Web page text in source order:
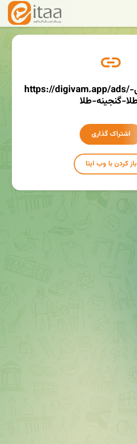
https://digivam.app/ads/ارائه-بیمه-زندگی-
اشتراک گذاری
باز کردن با وب ایتا